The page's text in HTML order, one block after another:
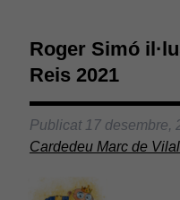
Roger Simó
Reis 2021
Publicat 17 desembre,
Cardedeu Marc de